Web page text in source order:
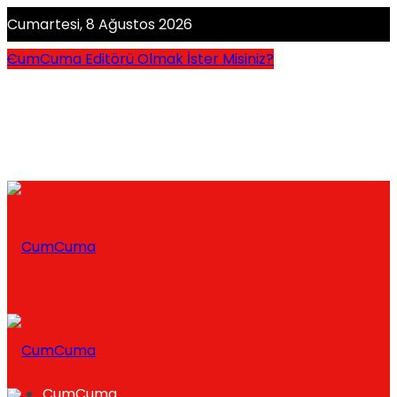
Cumartesi, 8 Ağustos 2026
CumCuma Editörü Olmak İster Misiniz?